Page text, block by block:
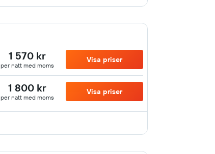
1 570 kr
per natt med moms
Visa priser
1 800 kr
per natt med moms
Visa priser